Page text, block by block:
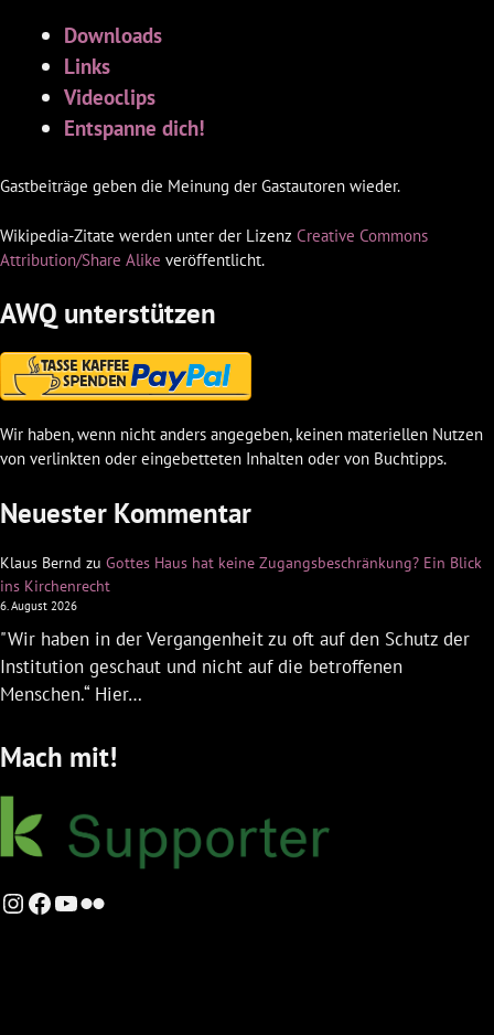
Downloads
Links
Videoclips
Entspanne dich!
Gastbeiträge geben die Meinung der Gastautoren wieder.
Wikipedia-Zitate werden unter der Lizenz Creative Commons
Attribution/Share Alike veröffentlicht.
AWQ unterstützen
Wir haben, wenn nicht anders angegeben, keinen materiellen Nutzen
von verlinkten oder eingebetteten Inhalten oder von Buchtipps.
Neuester Kommentar
Klaus Bernd zu Gottes Haus hat keine Zugangsbeschränkung? Ein Blick
ins Kirchenrecht
6. August 2026
"Wir haben in der Vergangenheit zu oft auf den Schutz der
Institution geschaut und nicht auf die betroffenen
Menschen.“ Hier…
Mach mit!
Instagram
Facebook
YouTube
Flickr